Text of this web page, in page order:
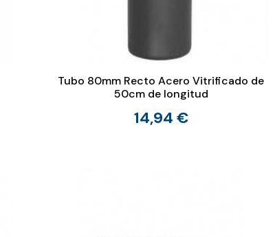
Tubo 80mm Recto Acero Vitrificado de
50cm de longitud
14,94 €